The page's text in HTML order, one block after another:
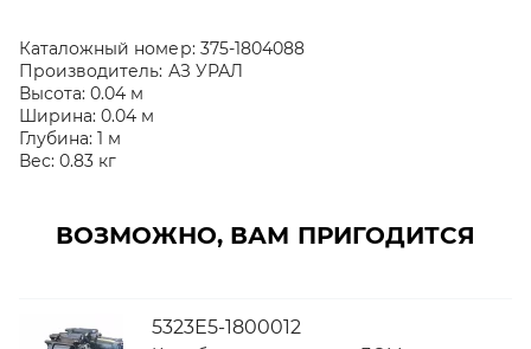
Каталожный номер: 375-1804088
Производитель: АЗ УРАЛ
Высота: 0.04 м
Ширина: 0.04 м
Глубина: 1 м
Вес: 0.83 кг
ВОЗМОЖНО, ВАМ ПРИГОДИТСЯ
5323Е5-1800012